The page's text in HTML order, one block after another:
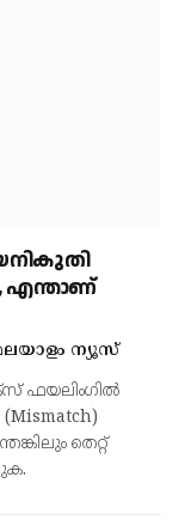
എന്താണ്
ന്യൂസ്
ഫയലിംഗിൽ
തെറ്റ്